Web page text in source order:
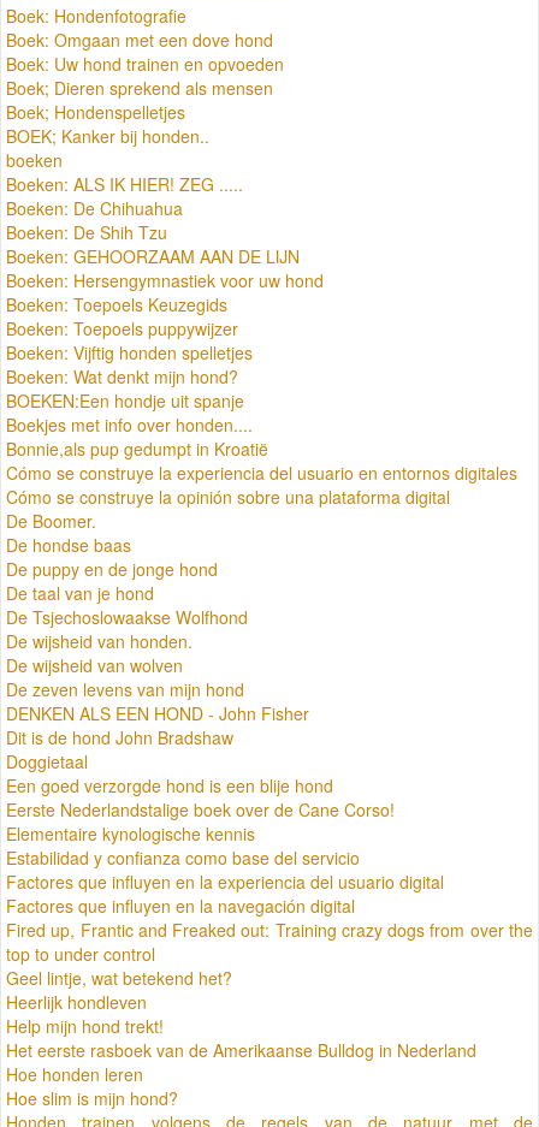
Boek: Hondenfotografie
Boek: Omgaan met een dove hond
Boek: Uw hond trainen en opvoeden
Boek; Dieren sprekend als mensen
Boek; Hondenspelletjes
BOEK; Kanker bij honden..
boeken
Boeken: ALS IK HIER! ZEG .....
Boeken: De Chihuahua
Boeken: De Shih Tzu
Boeken: GEHOORZAAM AAN DE LIJN
Boeken: Hersengymnastiek voor uw hond
Boeken: Toepoels Keuzegids
Boeken: Toepoels puppywijzer
Boeken: Vijftig honden spelletjes
Boeken: Wat denkt mijn hond?
BOEKEN:Een hondje uit spanje
Boekjes met info over honden....
Bonnie,als pup gedumpt in Kroatië
Cómo se construye la experiencia del usuario en entornos digitales
Cómo se construye la opinión sobre una plataforma digital
De Boomer.
De hondse baas
De puppy en de jonge hond
De taal van je hond
De Tsjechoslowaakse Wolfhond
De wijsheid van honden.
De wijsheid van wolven
De zeven levens van mijn hond
DENKEN ALS EEN HOND - John Fisher
Dit is de hond John Bradshaw
Doggietaal
Een goed verzorgde hond is een blije hond
Eerste Nederlandstalige boek over de Cane Corso!
Elementaire kynologische kennis
Estabilidad y confianza como base del servicio
Factores que influyen en la experiencia del usuario digital
Factores que influyen en la navegación digital
Fired up, Frantic and Freaked out: Training crazy dogs from over the
top to under control
Geel lintje, wat betekend het?
Heerlijk hondleven
Help mijn hond trekt!
Het eerste rasboek van de Amerikaanse Bulldog in Nederland
Hoe honden leren
Hoe slim is mijn hond?
Honden trainen volgens de regels van de natuur met de